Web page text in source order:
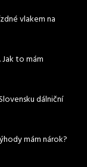
vlakem na
to mám
dálniční
mám nárok?